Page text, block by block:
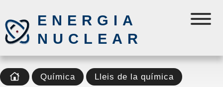
ENERGIA
NUCLEAR
Química Lleis de la química